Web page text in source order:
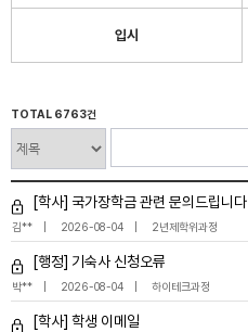
입시
TOTAL 6763건
[학사] 국가장학금 관련 문의드립니다
김** 2026-08-04 2년제학위과정
[행정] 기숙사 신청오류
박** 2026-08-04 하이테크과정
[학사] 학생 이메일